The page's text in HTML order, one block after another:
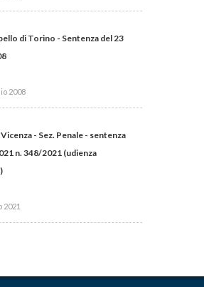
di Torino - Sentenza del 23
2008
- Sez. Penale - sentenza
n. 348/2021 (udienza
2021